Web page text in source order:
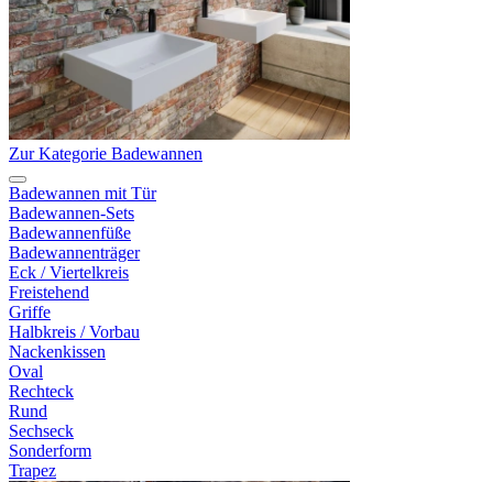
Zur Kategorie Badewannen
Badewannen mit Tür
Badewannen-Sets
Badewannenfüße
Badewannenträger
Eck / Viertelkreis
Freistehend
Griffe
Halbkreis / Vorbau
Nackenkissen
Oval
Rechteck
Rund
Sechseck
Sonderform
Trapez